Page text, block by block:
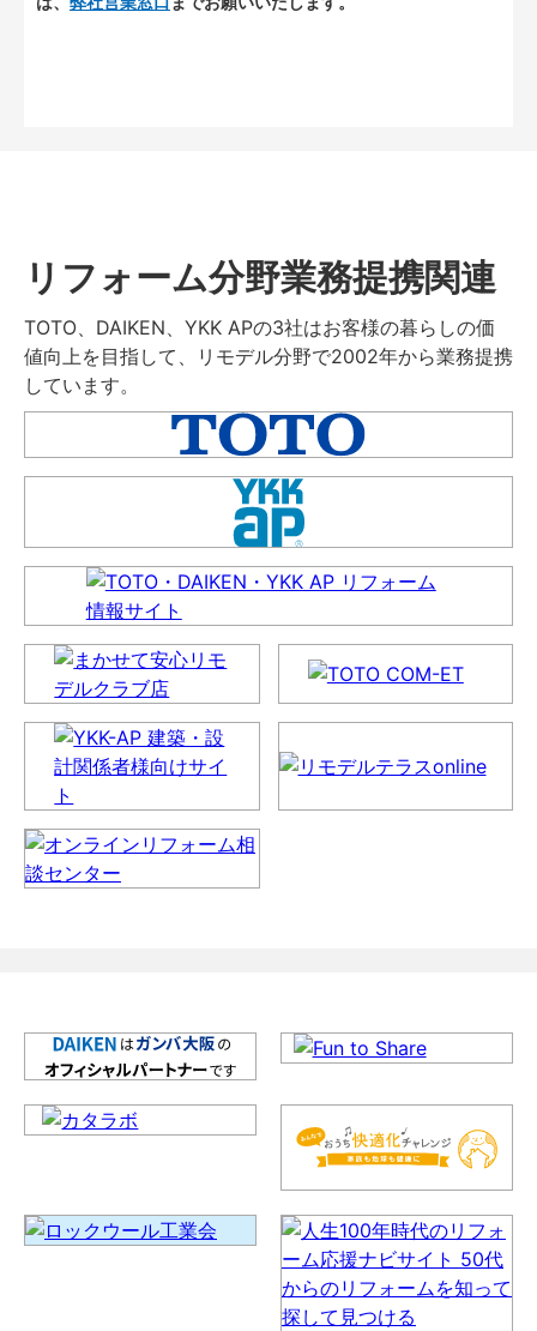
リフォーム分野業務提携関連
TOTO、DAIKEN、YKK APの3社はお客様の暮らしの価
値向上を目指して、リモデル分野で2002年から業務提携
しています。